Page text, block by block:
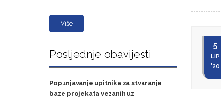
Više
Posljednje obavijesti
Popunjavanje upitnika za stvaranje
baze projekata vezanih uz
5
LIP
'20